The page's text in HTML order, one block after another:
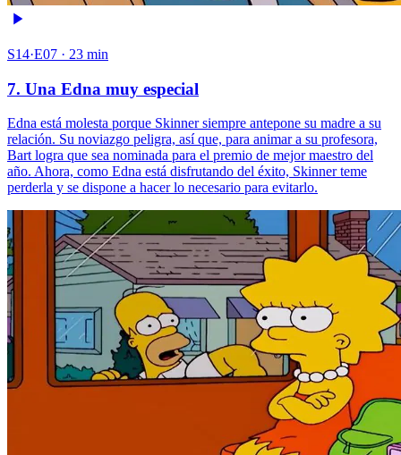
S14·E07 · 23 min
7. Una Edna muy especial
Edna está molesta porque Skinner siempre antepone su madre a su
relación. Su noviazgo peligra, así que, para animar a su profesora,
Bart logra que sea nominada para el premio de mejor maestro del
año. Ahora, como Edna está disfrutando del éxito, Skinner teme
perderla y se dispone a hacer lo necesario para evitarlo.